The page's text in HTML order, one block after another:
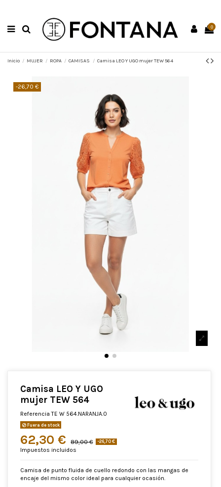
0
Inicio MUJER ROPA CAMISAS Camisa LEO Y UGO mujer TEW 564
-26,70 €
Camisa LEO Y UGO
mujer TEW 564
Referencia TE W 564.NARANJA.0
Fuera de stock
62,30 € 89,00 € -26,70 €
Impuestos incluidos
Camisa de punto fluida de cuello redondo con las mangas de
encaje del mismo color ideal para cualquier ocasión.